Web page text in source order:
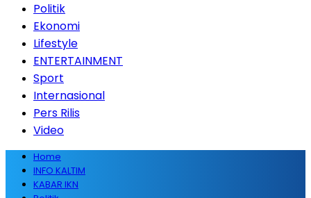
Politik
Ekonomi
Lifestyle
ENTERTAINMENT
Sport
Internasional
Pers Rilis
Video
Home
INFO KALTIM
KABAR IKN